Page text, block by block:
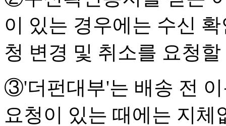
이 있는 경우에는 수신
청 변경 및 취소를 요청
③'더펀대부'는 배송 전
요청이 있는 때에는 지